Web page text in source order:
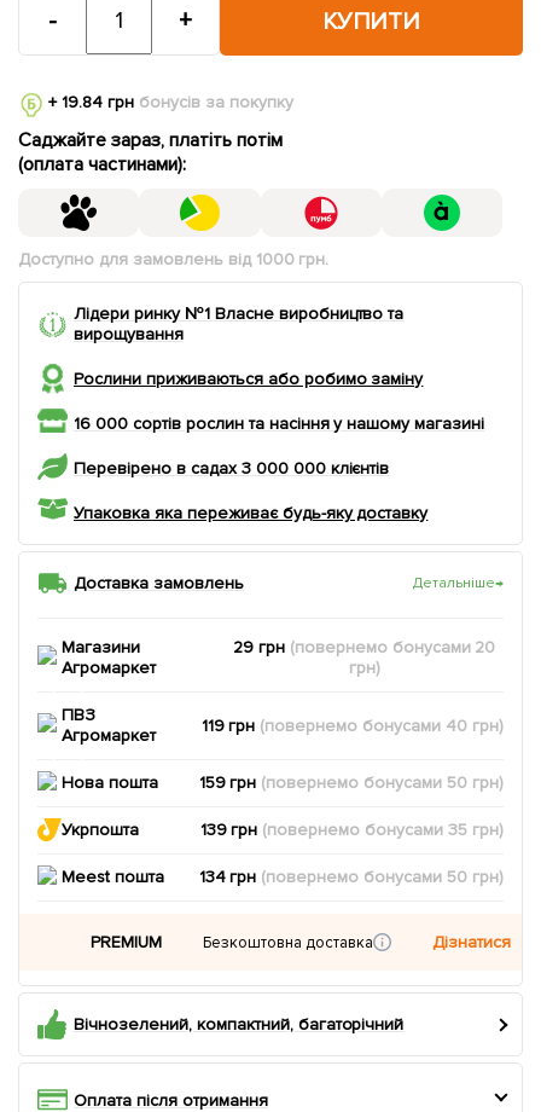
КУПИТИ
- +
+ 19.84 грнбонусів за покупку
Саджайте зараз, платіть потім
(оплата частинами):
Доступно для замовлень від 1000 грн.
Лідери ринку №1 Власне виробництво та
вирощування
Рослини приживаються або робимо заміну
16 000 сортів рослин та насіння у нашому магазині
Перевірено в садах 3 000 000 клієнтів
Упаковка яка переживає будь-яку доставку
Доставка замовлень Детальніше→
Магазини
Агромаркет
29 грн (повернемобонусами 20
грн)
ПВЗ
Агромаркет
119 грн (повернемо бонусами 40 грн)
Нова пошта 159 грн (повернемо бонусами 50 грн)
Укрпошта 139 грн (повернемо бонусами35 грн)
Meest пошта 134 грн (повернемо бонусами 50 грн)
PREMIUM Безкоштовна доставка Дізнатися
Вічнозелений, компактний, багаторічний
Оплата після отримання